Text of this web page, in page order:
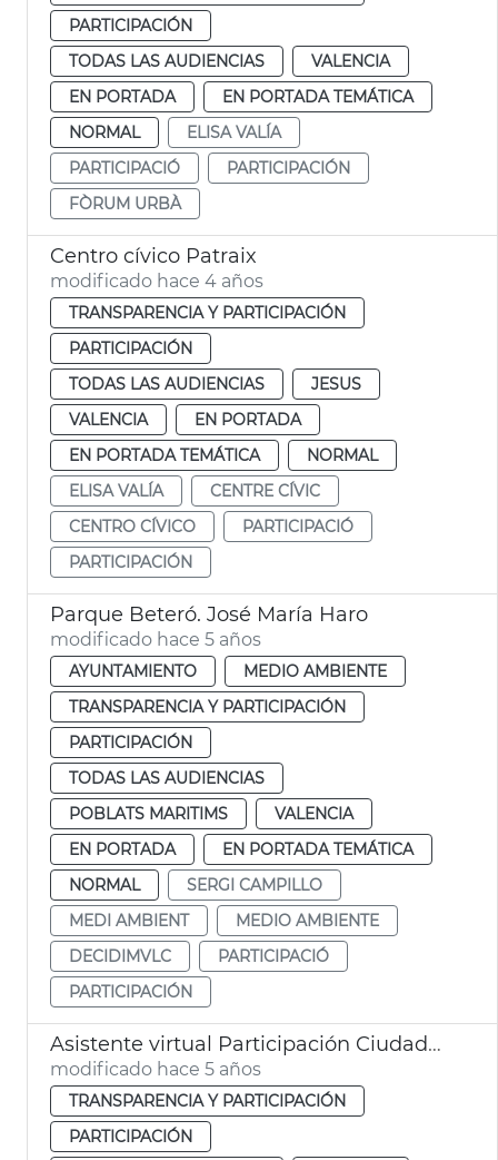
PARTICIPACIÓN
TODAS LAS AUDIENCIAS
VALENCIA
EN PORTADA
EN PORTADA TEMÁTICA
NORMAL
ELISA VALÍA
PARTICIPACIÓ
PARTICIPACIÓN
FÒRUM URBÀ
Centro cívico Patraix
modificado hace 4 años
TRANSPARENCIA Y PARTICIPACIÓN
PARTICIPACIÓN
TODAS LAS AUDIENCIAS
JESUS
VALENCIA
EN PORTADA
EN PORTADA TEMÁTICA
NORMAL
ELISA VALÍA
CENTRE CÍVIC
CENTRO CÍVICO
PARTICIPACIÓ
PARTICIPACIÓN
Parque Beteró. José María Haro
modificado hace 5 años
AYUNTAMIENTO
MEDIO AMBIENTE
TRANSPARENCIA Y PARTICIPACIÓN
PARTICIPACIÓN
TODAS LAS AUDIENCIAS
POBLATS MARITIMS
VALENCIA
EN PORTADA
EN PORTADA TEMÁTICA
NORMAL
SERGI CAMPILLO
MEDI AMBIENT
MEDIO AMBIENTE
DECIDIMVLC
PARTICIPACIÓ
PARTICIPACIÓN
Asistente virtual Participación Ciudadana
modificado hace 5 años
TRANSPARENCIA Y PARTICIPACIÓN
PARTICIPACIÓN